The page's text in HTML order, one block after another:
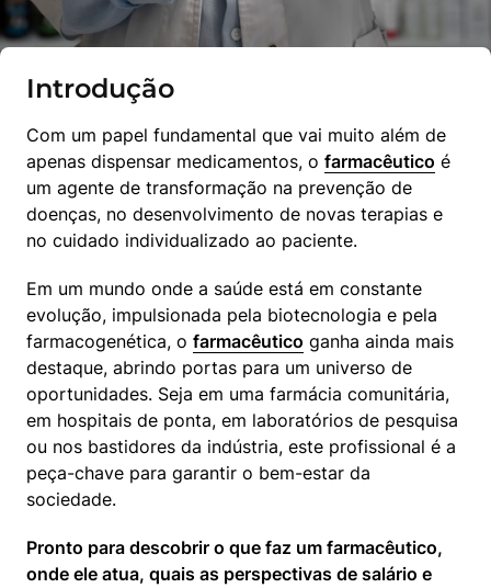
Introdução
Com um papel fundamental que vai muito além de
apenas dispensar medicamentos, o farmacêutico é
um agente de transformação na prevenção de
doenças, no desenvolvimento de novas terapias e
no cuidado individualizado ao paciente.
Em um mundo onde a saúde está em constante
evolução, impulsionada pela biotecnologia e pela
farmacogenética, o farmacêutico ganha ainda mais
destaque, abrindo portas para um universo de
oportunidades. Seja em uma farmácia comunitária,
em hospitais de ponta, em laboratórios de pesquisa
ou nos bastidores da indústria, este profissional é a
peça-chave para garantir o bem-estar da
sociedade.
Pronto para descobrir o que faz um farmacêutico,
onde ele atua, quais as perspectivas de salário e